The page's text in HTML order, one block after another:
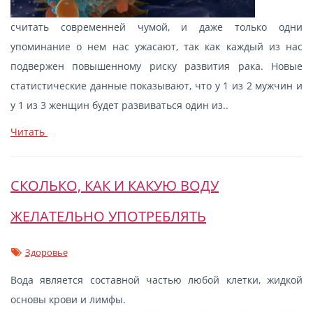
считать современней чумой, и даже только одни
упоминание о нем нас ужасают, так как каждый из нас
подвержен повышенному риску развития рака. Новые
статистические данные показывают, что у 1 из 2 мужчин и
у 1 из 3 женщин будет развиваться один из..
Читать
СКОЛЬКО, КАК И КАКУЮ ВОДУ
ЖЕЛАТЕЛЬНО УПОТРЕБЛЯТЬ
Здоровье
Вода является составной частью любой клетки, жидкой
основы крови и лимфы.